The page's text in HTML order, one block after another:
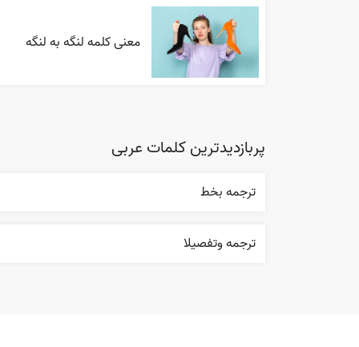
معنی کلمه لنگه به لنگه
پربازدیدترین کلمات عربی
ترجمه بخط
ترجمه وتفصيلا